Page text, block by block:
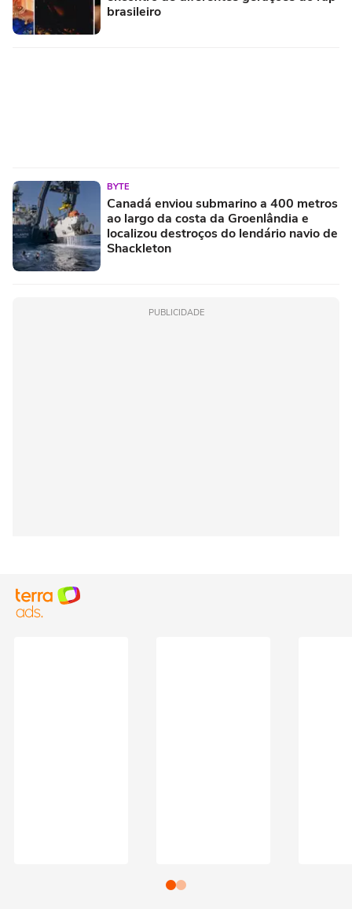
brasileiro
BYTE
Canadá enviou submarino a 400 metros
ao largo da costa da Groenlândia e
localizou destroços do lendário navio de
Shackleton
PUBLICIDADE